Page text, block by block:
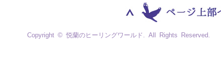
Copyright © 悦蘭のヒーリングワールド. All Rights Reserved.